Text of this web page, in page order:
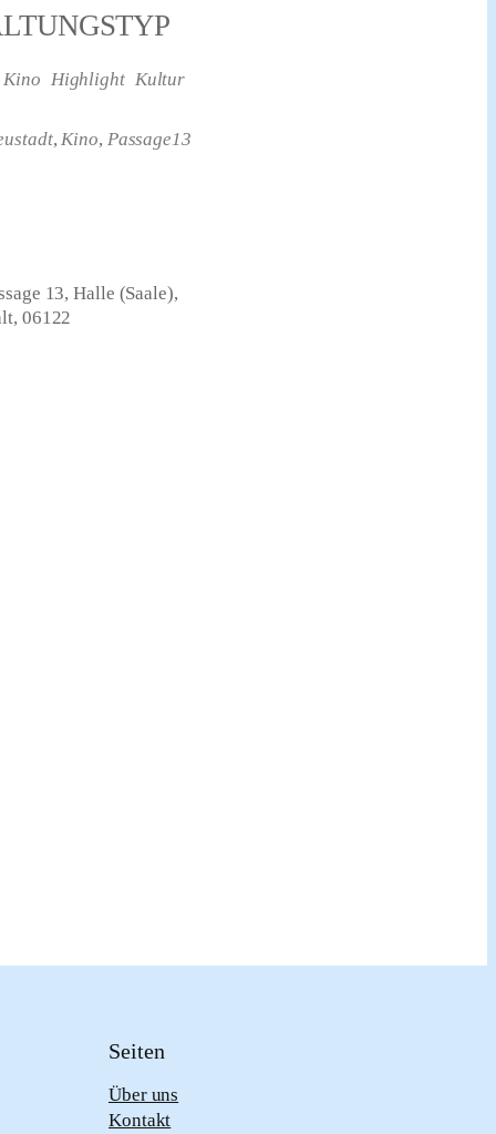
Highlight Kultur
,Kino, Passage13
13, Halle (Saale),
06122
Seiten
Über uns
Kontakt